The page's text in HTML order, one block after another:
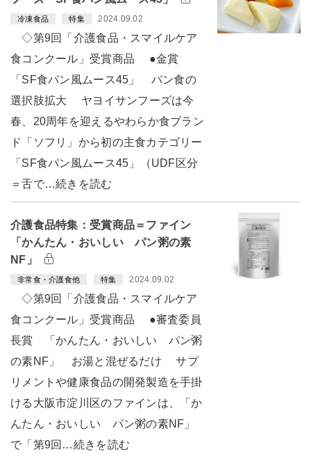
冷凍食品 特集 2024.09.02
◇第9回「介護食品・スマイルケア
食コンクール」受賞商品 ●金賞
「SF食パン風ムース45」 パン食の
選択肢拡大 ヤヨイサンフーズは今
春、20周年を迎えるやわらか食ブラン
ド「ソフリ」から初の主食カテゴリー
「SF食パン風ムース45」（UDF区分
＝舌で…続きを読む
介護食品特集：受賞商品＝ファイン
「かんたん・おいしい パン粥の素
NF」
非常食・介護食他 特集 2024.09.02
◇第9回「介護食品・スマイルケア
食コンクール」受賞商品 ●審査委員
長賞 「かんたん・おいしい パン粥
の素NF」 お湯と混ぜるだけ サプ
リメントや健康食品の開発製造を手掛
ける大阪市淀川区のファインは、「か
んたん・おいしい パン粥の素NF」
で「第9回…続きを読む